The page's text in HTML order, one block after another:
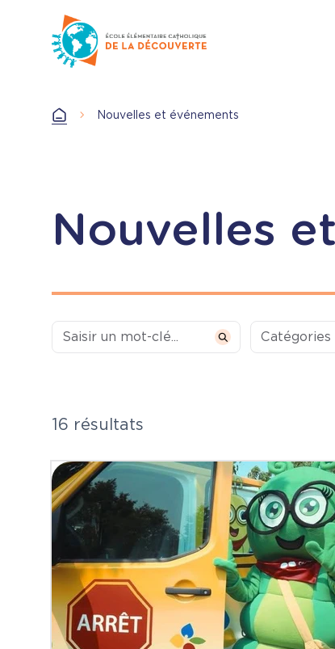
contenu
AccueilNouvelles et événements
Nouvelles
Categories
Catégories
16 résultats